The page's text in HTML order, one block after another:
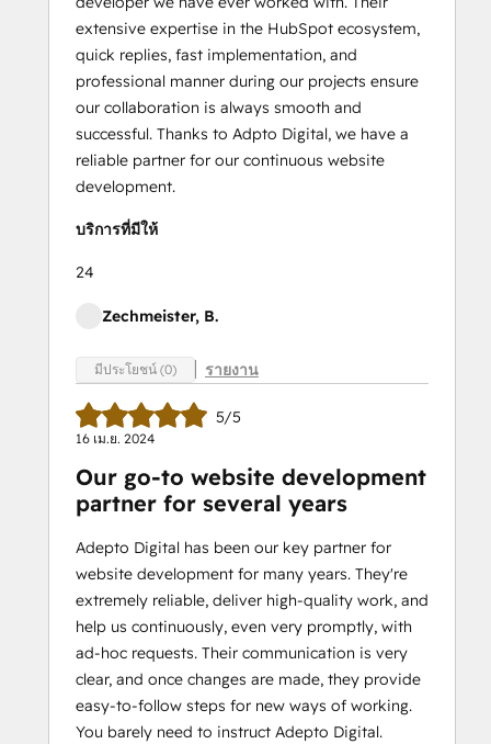
extensive expertise in the HubSpot ecosystem,
quick replies, fast implementation, and
professional manner during our projects ensure
our collaboration is always smooth and
successful. Thanks to Adpto Digital, we have a
reliable partner for our continuous website
development.
บริการที่มีให้
24
Zechmeister, B.
มีประโยชน์ (0) รายงาน
5/5
16 เม.ย. 2024
Our go-to website development
partner for several years
Adepto Digital has been our key partner for
website development for many years. They're
extremely reliable, deliver high-quality work, and
help us continuously, even very promptly, with
ad-hoc requests. Their communication is very
clear, and once changes are made, they provide
easy-to-follow steps for new ways of working.
You barely need to instruct Adepto Digital.